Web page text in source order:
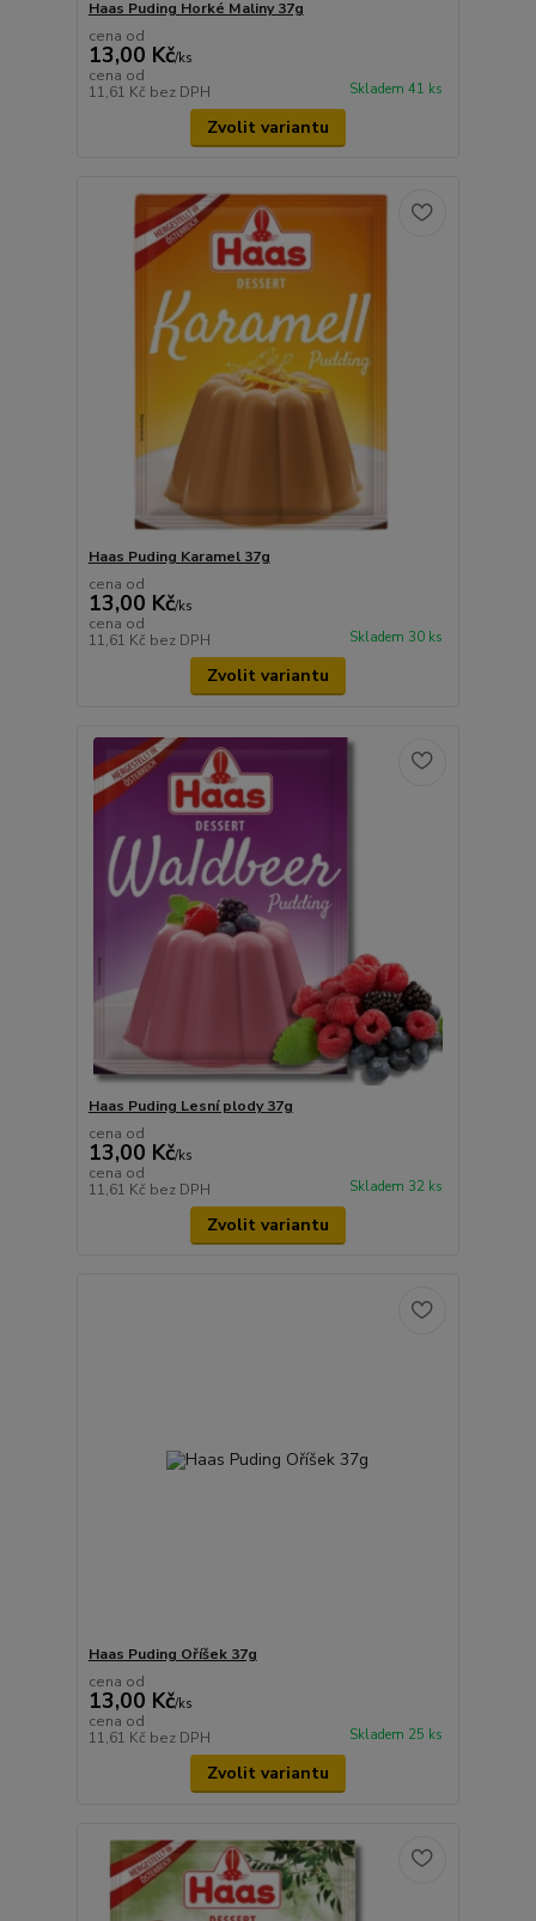
Haas Puding Horké Maliny 37g
cena od
13,00 Kč/ks
cena od
11,61 Kč bez DPH Skladem 41 ks
Zvolit variantu
Haas Puding Karamel 37g
cena od
13,00 Kč/ks
cena od
11,61 Kč bez DPH Skladem 30 ks
Zvolit variantu
Haas Puding Lesní plody 37g
cena od
13,00 Kč/ks
cena od
11,61 Kč bez DPH Skladem 32 ks
Zvolit variantu
Haas Puding Oříšek 37g
cena od
13,00 Kč/ks
cena od
11,61 Kč bez DPH Skladem 25 ks
Zvolit variantu